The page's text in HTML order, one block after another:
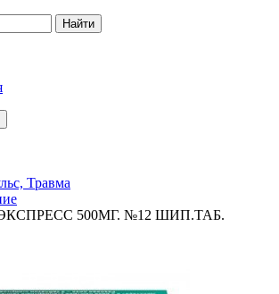
Найти
Травма
500МГ. №12 ШИП.ТАБ.